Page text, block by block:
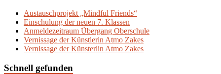
Austauschprojekt „Mindful Friends“
Einschulung der neuen 7. Klassen
Anmeldezeitraum Übergang Oberschule
Vernissage der Künstlerin Atmo Zakes
Vernissage der Künsterlin Atmo Zakes
Schnell gefunden